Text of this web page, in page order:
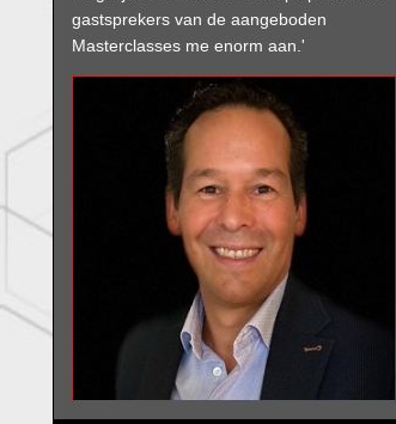
gastsprekers van de aangeboden
Masterclasses me enorm aan.'